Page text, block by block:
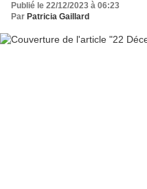
Publié le 22/12/2023 à 06:23
Par Patricia Gaillard